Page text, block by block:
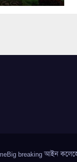
breaking আইন